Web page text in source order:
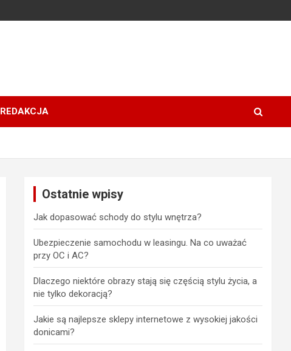
REDAKCJA
Ostatnie wpisy
Jak dopasować schody do stylu wnętrza?
Ubezpieczenie samochodu w leasingu. Na co uważać
przy OC i AC?
Dlaczego niektóre obrazy stają się częścią stylu życia, a
nie tylko dekoracją?
Jakie są najlepsze sklepy internetowe z wysokiej jakości
donicami?